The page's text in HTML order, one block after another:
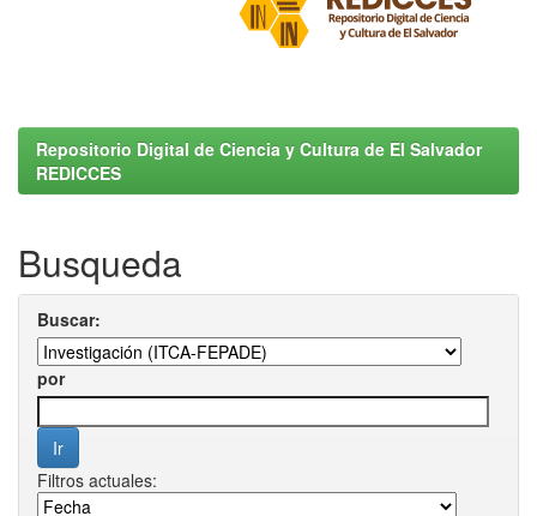
Repositorio Digital de Ciencia y Cultura de El Salvador
REDICCES
Busqueda
Buscar:
por
Filtros actuales: